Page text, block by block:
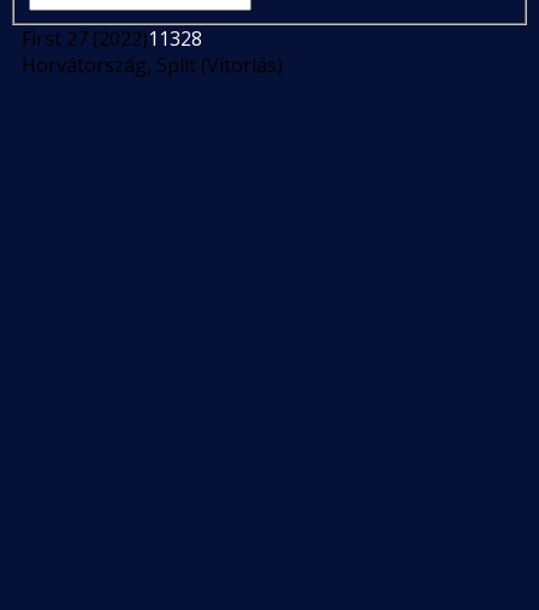
First 27 (2022)11328
Horvátország, Split (Vitorlás)